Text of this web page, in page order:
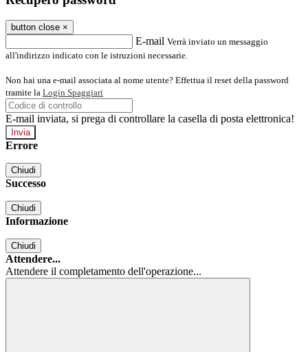
button close ×
E-mail Verrà inviato un messaggio
all'indirizzo indicato con le istruzioni necessarie.
Non hai una e-mail associata al nome utente? Effettua il reset della password
tramite la Login Spaggiari
E-mail inviata, si prega di controllare la casella di posta elettronica!
Errore
Chiudi
Successo
Chiudi
Informazione
Chiudi
Attendere...
Attendere il completamento dell'operazione...